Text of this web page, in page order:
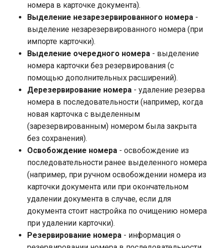
номера в карточке документа).
Выделение незарезервированного номера -
выделение незарезервированного номера (при
импорте карточки).
Выделение очередного номера - выделение
номера карточки без резервирования (с
помощью дополнительных расширений).
Дерезервирование номера - удаление резерва
номера в последовательности (например, когда
новая карточка с выделенным
(зарезервированным) номером была закрыта
без сохранения).
Освобождение номера - освобождение из
последовательности ранее выделенного номера
(например, при ручном освобождении номера из
карточки документа или при окончательном
удалении документа в случае, если для
документа стоит настройка по очищению номера
при удалении карточки).
Резервирование номера - информация о